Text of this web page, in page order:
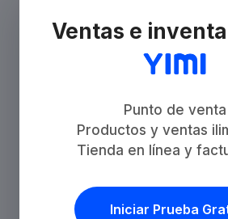
Ventas e
Punto de venta
Productos y ventas
Tienda en línea y
Iniciar Prueba